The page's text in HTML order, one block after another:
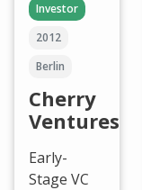
Investor
2012
Berlin
Cherry
Ventures
Early-
Stage VC